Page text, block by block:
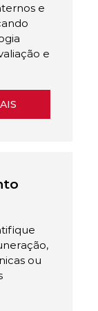
e
e
ou